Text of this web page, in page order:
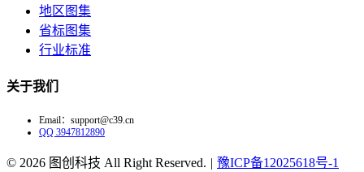
地区图集
省标图集
行业标准
关于我们
Email：support@c39.cn
QQ 3947812890
© 2026 图创科技 All Right Reserved. | 豫ICP备12025618号-1